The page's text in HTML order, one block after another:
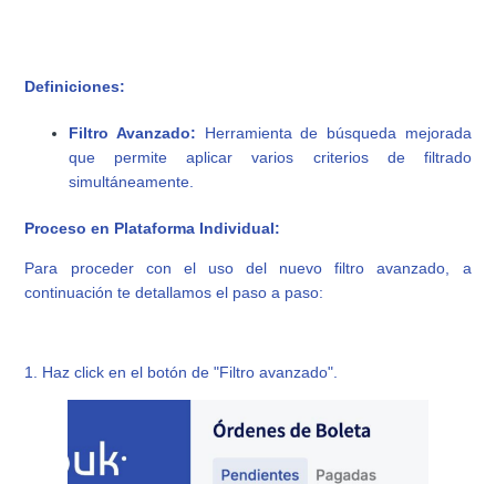
Definiciones:
Filtro Avanzado: Herramienta de búsqueda mejorada
que permite aplicar varios criterios de filtrado
simultáneamente.
Proceso en Plataforma Individual:
Para proceder con el uso del nuevo filtro avanzado, a
continuación te detallamos el paso a paso:
1. Haz click en el botón de "Filtro avanzado".